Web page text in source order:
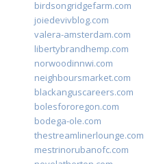
birdsongridgefarm.com
joiedevivblog.com
valera-amsterdam.com
libertybrandhemp.com
norwoodinnwi.com
neighboursmarket.com
blackanguscareers.com
bolesfororegon.com
bodega-ole.com
thestreamlinerlounge.com
mestrinorubanofc.com